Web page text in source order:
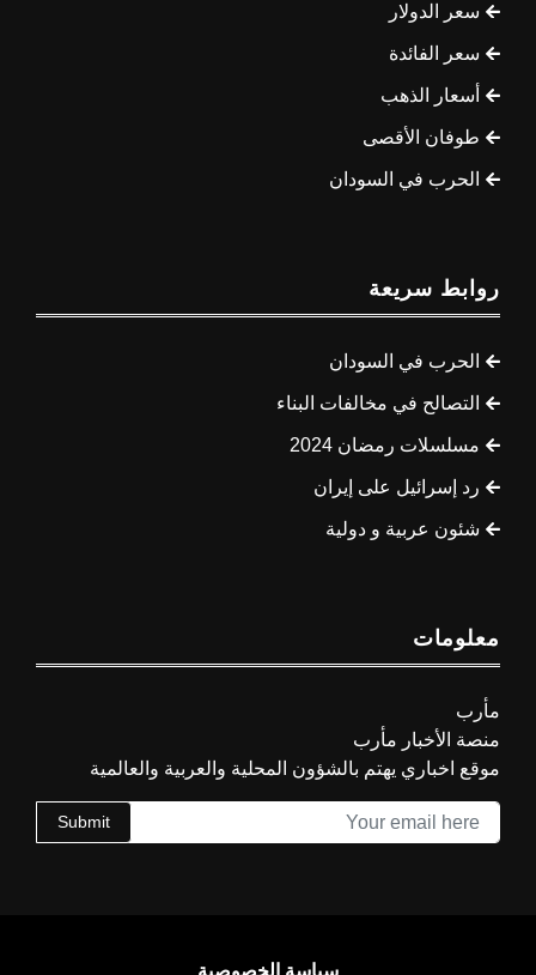
سعر الدولار
سعر الفائدة
أسعار الذهب
طوفان الأقصى
الحرب في السودان
روابط سريعة
الحرب في السودان
التصالح في مخالفات البناء
مسلسلات رمضان 2024
رد إسرائيل على إيران
شئون عربية و دولية
معلومات
مأرب
منصة الأخبار مأرب
موقع اخباري يهتم بالشؤون المحلية والعربية والعالمية
Submit